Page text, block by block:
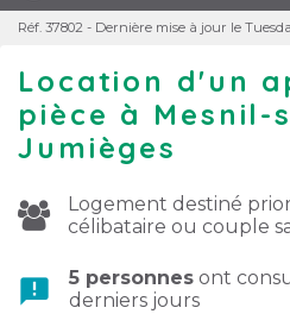
Réf. 37802 - Dernière mise à jour le
Location d'un
pièce à Mesnil-
Jumièges
Logement destiné
célibataire ou couple
announcement 5 personnes ont
derniers jours